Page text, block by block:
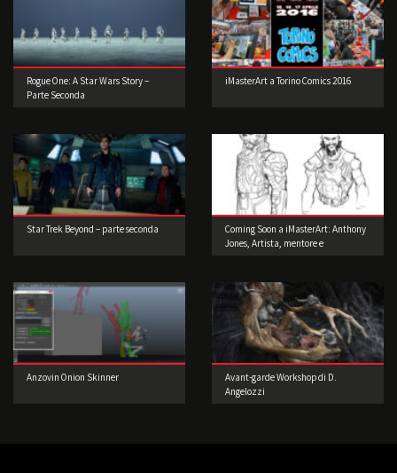
Rogue One: A Star Wars Story –
Parte Seconda
iMasterArt a Torino Comics 2016
Star Trek Beyond – parte seconda
Coming Soon a iMasterArt: Anthony
Jones, Artista, mentore e
Anzovin Onion Skinner
Avant-garde Workshop di D.
Angelozzi